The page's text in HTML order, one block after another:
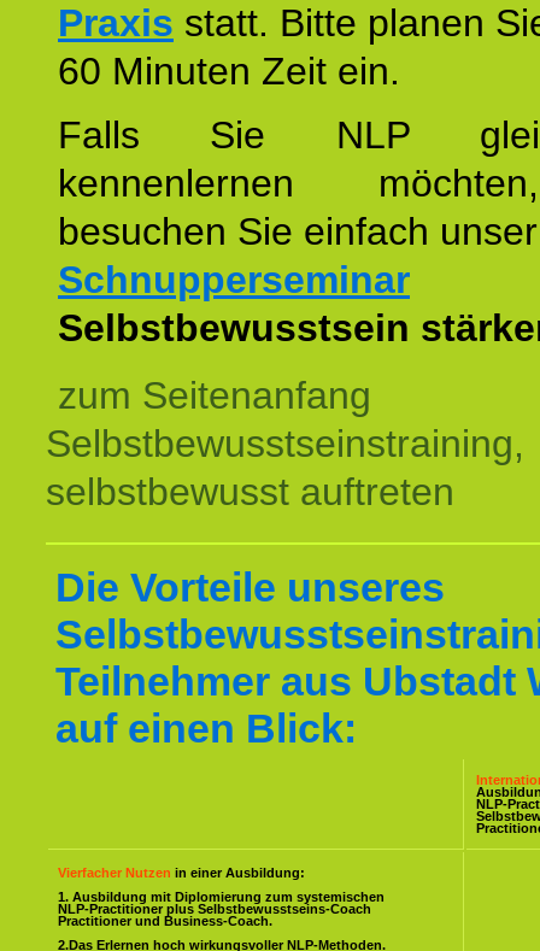
Praxis statt. Bitte planen
60 Minuten Zeit ein.
Falls Sie NLP
kennenlernen
besuchen Sie einfach unser
Schnupperseminar
Selbstbewusstsein
zum Seitenanfang
Selbstbewusstseinstraining,
selbstbewusst auftreten
Die Vorteile unseres
Teilnehmer aus Ubstadt
auf einen Blick:
NLP-
Vierfacher Nutzen in einer Ausbildung:
1. Ausbildung mit Diplomierung zum systemischen
NLP-Practitioner plus Selbstbewusstseins-Coach
Practitioner und Business-Coach.
2.Das Erlernen hoch wirkungsvoller NLP-Methoden.